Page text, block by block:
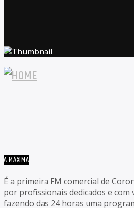
A MÁXIMA
É a primeira FM comercial de
por profissionais dedicados e com
fazendo das 24 horas uma